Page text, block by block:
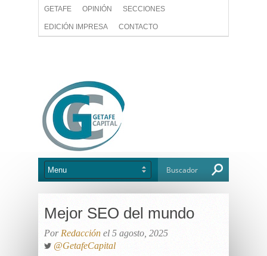
GETAFE OPINIÓN SECCIONES
EDICIÓN IMPRESA CONTACTO
Mejor SEO del mundo
Por Redacción el 5 agosto, 2025
@GetafeCapital